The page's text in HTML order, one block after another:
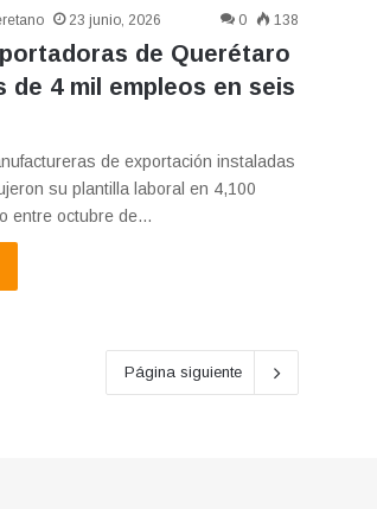
23 junio, 2026 0 138
de Querétaro
de 4 mil empleos en seis
de exportación instaladas
su plantilla laboral en 4,100
entre octubre de…
Página siguiente